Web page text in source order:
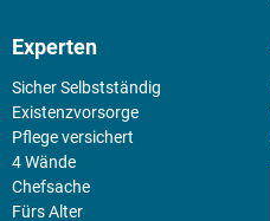
Experten
Sicher Selbstständig
Existenz­vorsorge
Pflege versichert
4 Wände
Chefsache
Fürs Alter